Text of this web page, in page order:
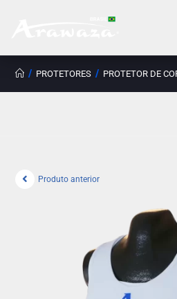
/ PROTETORES / PROTETOR DE
Produto anterior